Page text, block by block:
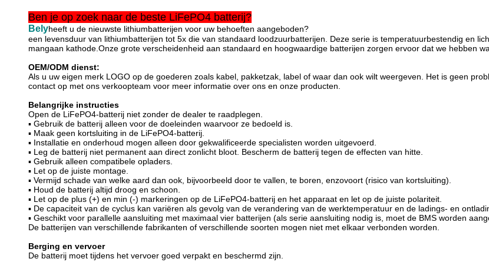
Ben je op zoek naar de beste LiFePO4 batterij?
Belyheeft u de nieuwste lithiumbatterijen voor uw behoeften aangeboden?
een levensduur van lithiumbatterijen tot 5x die van standaard loodzuurbatterijen. Deze serie is temperatuurbestendig en
mangaan kathode.Onze grote verscheidenheid aan standaard en hoogwaardige batterijen zorgen ervoor dat we hebben
OEM/ODM dienst:
Als u uw eigen merk LOGO op de goederen zoals kabel, pakketzak, label of waar dan ook wilt weergeven. Het is geen
contact op met ons verkoopteam voor meer informatie over ons en onze producten.
Belangrijke instructies
Open de LiFePO4-batterij niet zonder de dealer te raadplegen.
▪ Gebruik de batterij alleen voor de doeleinden waarvoor ze bedoeld is.
▪ Maak geen kortsluiting in de LiFePO4-batterij.
▪ Installatie en onderhoud mogen alleen door gekwalificeerde specialisten worden uitgevoerd.
▪ Leg de batterij niet permanent aan direct zonlicht bloot. Bescherm de batterij tegen de effecten van hitte.
▪ Gebruik alleen compatibele opladers.
▪ Let op de juiste montage.
▪ Vermijd schade van welke aard dan ook, bijvoorbeeld door te vallen, te boren, enzovoort (risico van kortsluiting).
▪ Houd de batterij altijd droog en schoon.
▪ Let op de plus (+) en min (-) markeringen op de LiFePO4-batterij en het apparaat en let op de juiste polariteit.
▪ De capaciteit van de cyclus kan variëren als gevolg van de verandering van de werktemperatuur en de ladings- en
▪ Geschikt voor parallelle aansluiting met maximaal vier batterijen (als serie aansluiting nodig is, moet de BMS worden
De batterijen van verschillende fabrikanten of verschillende soorten mogen niet met elkaar verbonden worden.
Berging en vervoer
De batterij moet tijdens het vervoer goed verpakt en beschermd zijn.